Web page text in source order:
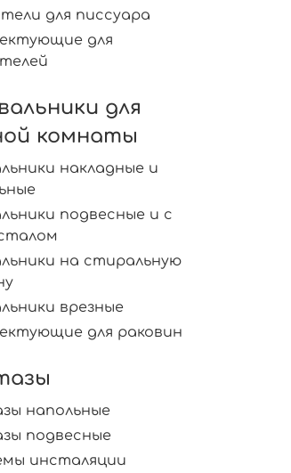
для писсуара
для
для
комнаты
накладные и
подвесные и с
на стиральную
врезные
для раковин
напольные
подвесные
инсталяции